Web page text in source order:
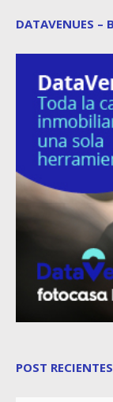
DATAVENUES –
POST RECIENTES